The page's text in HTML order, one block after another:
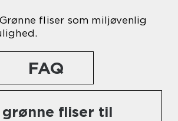
fliser som miljøvenlig
FAQ
grønne fliser til